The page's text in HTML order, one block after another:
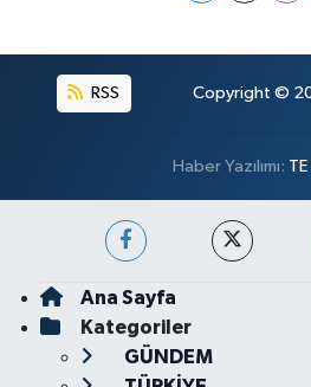
RSS Copyright ©
Haber Yazılımı:
Ana Sayfa
Kategoriler
GÜNDEM